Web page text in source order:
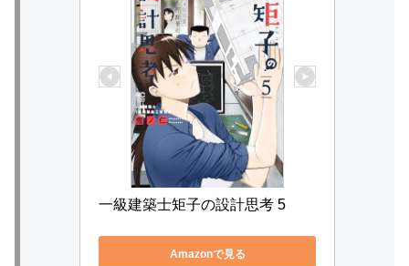
一級建築士矩子の設計思考 5
Amazonで見る